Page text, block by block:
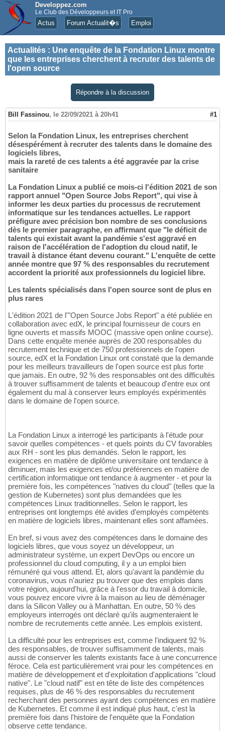
Developpez.com
Le Club des Développeurs et IT Pro
Actus Forum Actualit�s Emploi
Actualités : Une enquête de la Fondation Linux montre
que les entreprises cherchent à recruter des talents de
l'open source
Répondre à la discussion
Bill Fassinou, le 22/09/2021 à 20h41 #1
Selon la Fondation Linux, les entreprises cherchent
désespérément à recruter des talents dans le domaine des
logiciels libres,
mais la rareté de ces talents a été aggravée par la crise
sanitaire
La Fondation Linux a publié ce mois-ci l'édition 2021 de son
rapport annuel "Open Source Jobs Report", qui vise à
informer les deux parties du processus de recrutement
informatique sur les tendances actuelles. Le rapport
préfigure avec précision bon nombre de ses conclusions
dès le premier paragraphe, en affirmant que "le déficit de
talents qui existait avant la pandémie s'est aggravé en
raison de l'accélération de l'adoption du cloud natif, le
travail à distance étant devenu courant." L'enquête de cette
année montre que 97 % des responsables du recrutement
accordent la priorité aux professionnels du logiciel libre.
Les talents spécialisés dans l'open source sont de plus en
plus rares
L'édition 2021 de l'"Open Source Jobs Report" a été publiée en
collaboration avec edX, le principal fournisseur de cours en
ligne ouverts et massifs MOOC (massive open online course).
Dans cette enquête menée auprès de 200 responsables du
recrutement technique et de 750 professionnels de l'open
source, edX et la Fondation Linux ont constaté que la demande
pour les meilleurs travailleurs de l'open source est plus forte
que jamais. En outre, 92 % des responsables ont des difficultés
à trouver suffisamment de talents et beaucoup d'entre eux ont
également du mal à conserver leurs employés expérimentés
dans le domaine de l'open source.
La Fondation Linux a interrogé les participants à l'étude pour
savoir quelles compétences - et quels points du CV favorables
aux RH - sont les plus demandés. Selon le rapport, les
exigences en matière de diplôme universitaire ont tendance à
diminuer, mais les exigences et/ou préférences en matière de
certification informatique ont tendance à augmenter - et pour la
première fois, les compétences "natives du cloud" (telles que la
gestion de Kubernetes) sont plus demandées que les
compétences Linux traditionnelles. Selon le rapport, les
entreprises ont longtemps été avides d'employés compétents
en matière de logiciels libres, maintenant elles sont affamées.
En bref, si vous avez des compétences dans le domaine des
logiciels libres, que vous soyez un développeur, un
administrateur système, un expert DevOps ou encore un
professionnel du cloud computing, il y a un emploi bien
rémunéré qui vous attend. Et, alors qu'avant la pandémie du
coronavirus, vous n'auriez pu trouver que des emplois dans
votre région, aujourd'hui, grâce à l'essor du travail à domicile,
vous pouvez encore vivre à la maison au lieu de déménager
dans la Silicon Valley ou à Manhattan. En outre, 50 % des
employeurs interrogés ont déclaré qu'ils augmenteraient le
nombre de recrutements cette année. Les emplois existent.
La difficulté pour les entreprises est, comme l'indiquent 92 %
des responsables, de trouver suffisamment de talents, mais
aussi de conserver les talents existants face à une concurrence
féroce. Cela est particulièrement vrai pour les compétences en
matière de développement et d'exploitation d'applications "cloud
native". Le "cloud natif" est en tête de liste des compétences
requises, plus de 46 % des responsables du recrutement
recherchant des personnes ayant des compétences en matière
de Kubernetes. Et comme il est indiqué plus haut, c'est la
première fois dans l'histoire de l'enquête que la Fondation
observe cette tendance.